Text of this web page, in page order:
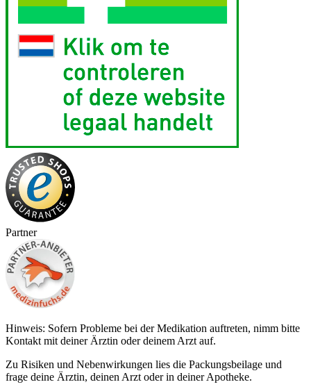
Partner
Hinweis: Sofern Probleme bei der Medikation auftreten, nimm bitte
Kontakt mit deiner Ärztin oder deinem Arzt auf.
Zu Risiken und Nebenwirkungen lies die Packungsbeilage und
frage deine Ärztin, deinen Arzt oder in deiner Apotheke.